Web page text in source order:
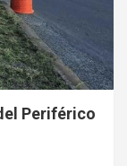
Periférico